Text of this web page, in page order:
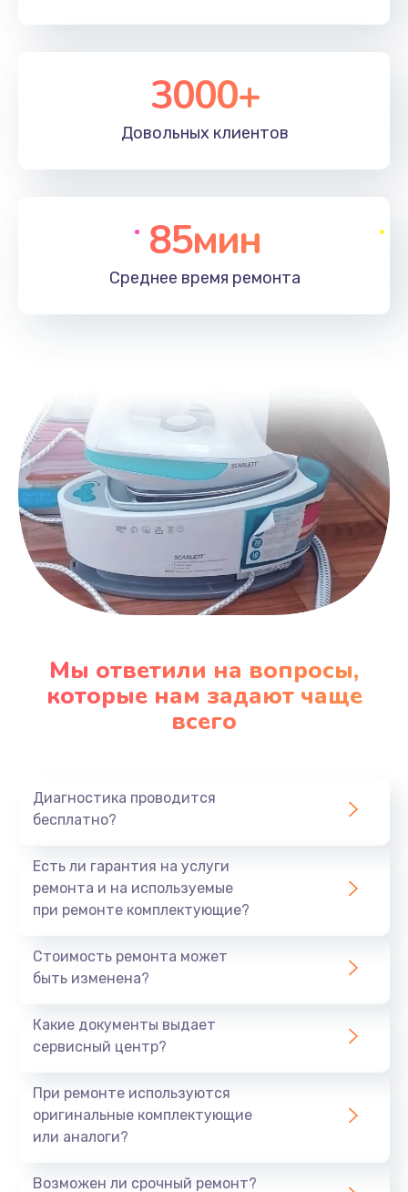
3000+
Довольных клиентов
85мин
Среднее время ремонта
Мы ответили на вопросы,
которые нам задают чаще
всего
Диагностика проводится
бесплатно?
Есть ли гарантия на услуги
ремонта и на используемые
при ремонте комплектующие?
Стоимость ремонта может
быть изменена?
Какие документы выдает
сервисный центр?
При ремонте используются
оригинальные комплектующие
или аналоги?
Возможен ли срочный ремонт?